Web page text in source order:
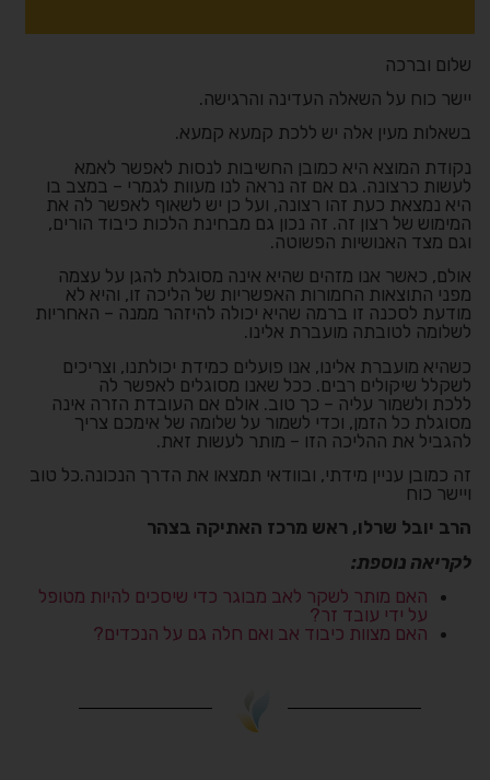
שלום וברכה
יישר כוח על השאלה העדינה והרגישה.
בשאלות מעין אלה יש ללכת קמעא קמעא.
נקודת המוצא היא כמובן החשיבות לנסות לאפשר לאמא
לעשות כרצונה. גם אם זה נראה לנו מעוות לגמרי – במצב בו
היא נמצאת כעת זהו רצונה, ועל כן יש לשאוף לאפשר לה את
המימוש של רצון זה. זה נכון גם מבחינת הלכות כיבוד הורים,
וגם מצד האנושיות הפשוטה.
אולם, כאשר אנו מזהים שהיא אינה מסוגלת להגן על עצמה
מפני התוצאות החמורות האפשריות של הליכה זו, והיא לא
מודעת לסכנה זו ברמה שהיא יכולה להיזהר ממנה – האחריות
לשלומה לטובתה מועברת אלינו.
כשהיא מועברת אלינו, אנו פועלים כמידת יכולתנו, וצריכים
לשקלל שיקולים רבים. ככל שאנו מסוגלים לאפשר לה
ללכת ולשמור עליה – כך טוב. אולם אם העובדת הזרה אינה
מסוגלת כל הזמן, וכדי לשמור על שלומה של אימכם צריך
להגביל את ההליכה הזו – מותר לעשות זאת.
זה כמובן עניין מידתי, ובוודאי תמצאו את הדרך הנכונה.כל טוב
ויישר כוח
הרב יובל שרלו, ראש מרכז האתיקה בצהר
לקריאה נוספת:
האם מותר לשקר לאב מבוגר כדי שיסכים להיות מטופל
על ידי עובד זר?
האם מצוות כיבוד אב ואם חלה גם על הנכדים?